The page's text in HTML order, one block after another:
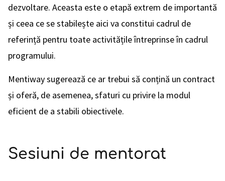
dezvoltare. Aceasta este o etapă extrem de importantă
și ceea ce se stabilește aici va constitui cadrul de
referință pentru toate activitățile întreprinse în cadrul
programului.
Mentiway sugerează ce ar trebui să conțină un contract
și oferă, de asemenea, sfaturi cu privire la modul
eficient de a stabili obiectivele.
Sesiuni de mentorat